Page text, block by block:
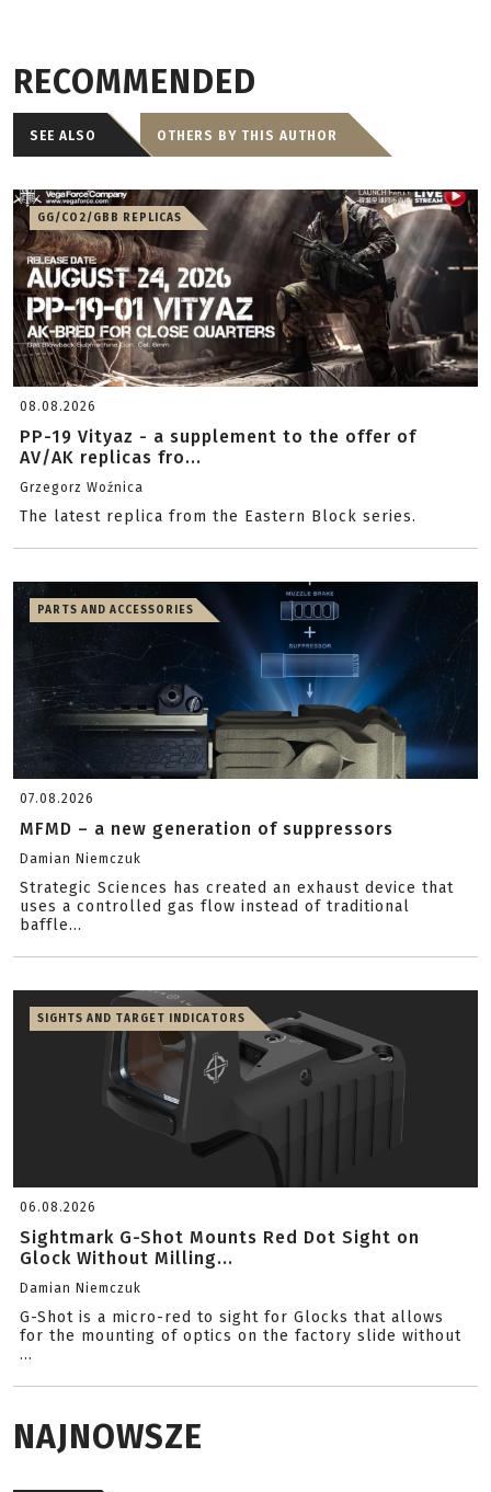
RECOMMENDED
SEE ALSO OTHERS BY THIS AUTHOR
GG/CO2/GBB REPLICAS
08.08.2026
PP-19 Vityaz - a supplement to the offer of
AV/AK replicas fro...
Grzegorz Woźnica
The latest replica from the Eastern Block series.
PARTS AND ACCESSORIES
07.08.2026
MFMD – a new generation of suppressors
Damian Niemczuk
Strategic Sciences has created an exhaust device that
uses a controlled gas flow instead of traditional
baffle...
SIGHTS AND TARGET INDICATORS
06.08.2026
Sightmark G-Shot Mounts Red Dot Sight on
Glock Without Milling...
Damian Niemczuk
G-Shot is a micro-red to sight for Glocks that allows
for the mounting of optics on the factory slide without
...
NAJNOWSZE